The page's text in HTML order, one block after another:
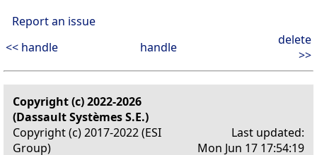
Report an issue
<< handle
handle
delete
>>
Copyright (c) 2022-2026
(Dassault Systèmes S.E.)
Copyright (c) 2017-2022 (ESI
Group)
Last updated:
Mon Jun 17 17:54:19